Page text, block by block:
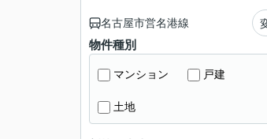
名古屋市営名港線
物件種別
マンション 戸建
土地